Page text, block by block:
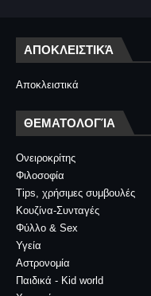
ΑΠΟΚΛΕΙΣΤΙΚΆ
Αποκλειστικά
ΘΕΜΑΤΟΛΟΓΊΑ
Ονειροκρίτης
Φιλοσοφία
Tips, χρήσιμες συμβουλές
Κουζίνα-Συνταγές
Φύλλο & Sex
Υγεία
Αστρονομία
Παιδικά - Kid world